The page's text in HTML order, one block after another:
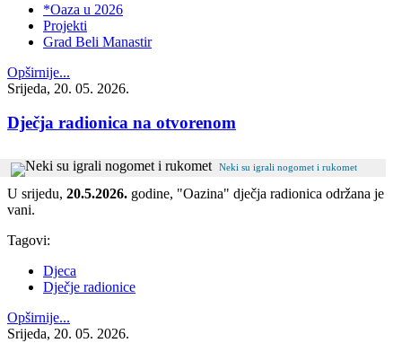
*Oaza u 2026
Projekti
Grad Beli Manastir
Opširnije...
Srijeda, 20. 05. 2026.
Dječja radionica na otvorenom
Neki su igrali nogomet i rukomet
U srijedu, 20.5.2026. godine, "Oazina" dječja radionica održana je
vani.
Tagovi:
Djeca
Dječje radionice
Opširnije...
Srijeda, 20. 05. 2026.